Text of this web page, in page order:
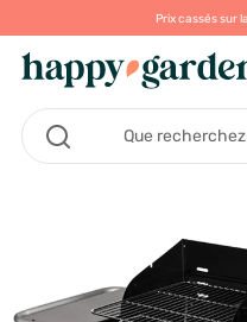
Prix cassés sur